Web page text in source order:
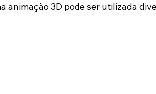
animação 3D pode ser utilizada